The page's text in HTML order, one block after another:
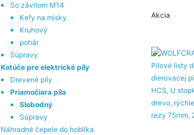
So závitom M14
Kefy na misky
Kruhový
pohár
Súpravy
Kotúče pre elektrické píly
Drevené píly
Priamočiara píla
Slobodný
Súpravy
Náhradné čepele do hoblíka
Akcia